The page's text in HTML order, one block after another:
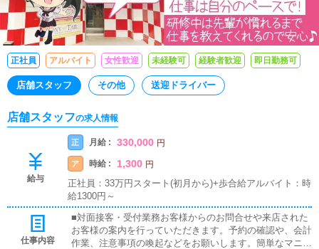
正社員 アルバイト 女性歓迎 未経験可 経験者歓迎 即日勤務可
店舗スタッフ その他 送迎ドライバー
店舗スタッフの求人情報
給与
正 月給 : 330,000 円
ア 時給 : 1,300 円
正社員：33万円スタート(初月から)+歩合給アルバイト：時
給1300円～
仕事内容
■対面接客・受付業務お客様からのお問合せや来店された
お客様の案内を行っていただきます。予約の確認や、会計
作業、注意事項の喚起などをお願いします。簡単なマニュ